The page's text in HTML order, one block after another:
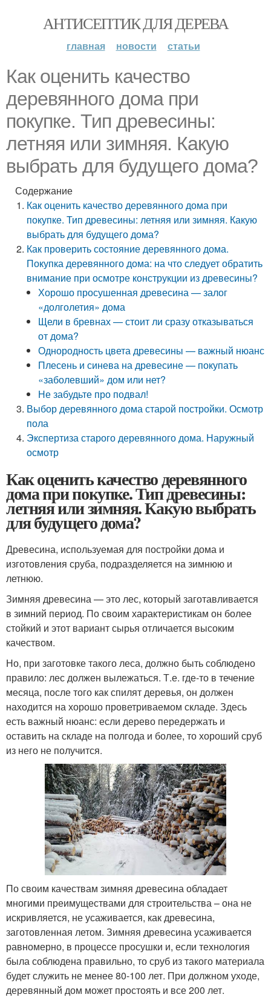
АНТИСЕПТИК ДЛЯ ДЕРЕВА
главная новости статьи
Как оценить качество
деревянного дома при
покупке. Тип древесины:
летняя или зимняя. Какую
выбрать для будущего дома?
Содержание
Как оценить качество деревянного дома при
покупке. Тип древесины: летняя или зимняя. Какую
выбрать для будущего дома?
Как проверить состояние деревянного дома.
Покупка деревянного дома: на что следует обратить
внимание при осмотре конструкции из древесины?
Хорошо просушенная древесина — залог
«долголетия» дома
Щели в бревнах — стоит ли сразу отказываться
от дома?
Однородность цвета древесины — важный нюанс
Плесень и синева на древесине — покупать
«заболевший» дом или нет?
Не забудьте про подвал!
Выбор деревянного дома старой постройки. Осмотр
пола
Экспертиза старого деревянного дома. Наружный
осмотр
Как оценить качество деревянного
дома при покупке. Тип древесины:
летняя или зимняя. Какую выбрать
для будущего дома?
Древесина, используемая для постройки дома и
изготовления сруба, подразделяется на зимнюю и
летнюю.
Зимняя древесина — это лес, который заготавливается
в зимний период. По своим характеристикам он более
стойкий и этот вариант сырья отличается высоким
качеством.
Но, при заготовке такого леса, должно быть соблюдено
правило: лес должен вылежаться. Т.е. где-то в течение
месяца, после того как спилят деревья, он должен
находится на хорошо проветриваемом складе. Здесь
есть важный нюанс: если дерево передержать и
оставить на складе на полгода и более, то хороший сруб
из него не получится.
По своим качествам зимняя древесина обладает
многими преимуществами для строительства – она не
искривляется, не усаживается, как древесина,
заготовленная летом. Зимняя древесина усаживается
равномерно, в процессе просушки и, если технология
была соблюдена правильно, то сруб из такого материала
будет служить не менее 80-100 лет. При должном уходе,
деревянный дом может простоять и все 200 лет.